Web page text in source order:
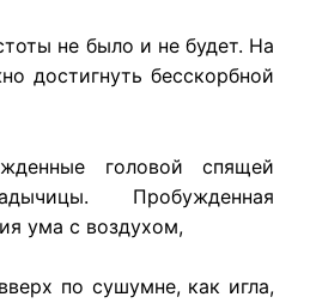
не было и не будет. На
достигнуть бесскорбной
головой спящей
Пробужденная
ума с воздухом,
по сушумне, как игла,